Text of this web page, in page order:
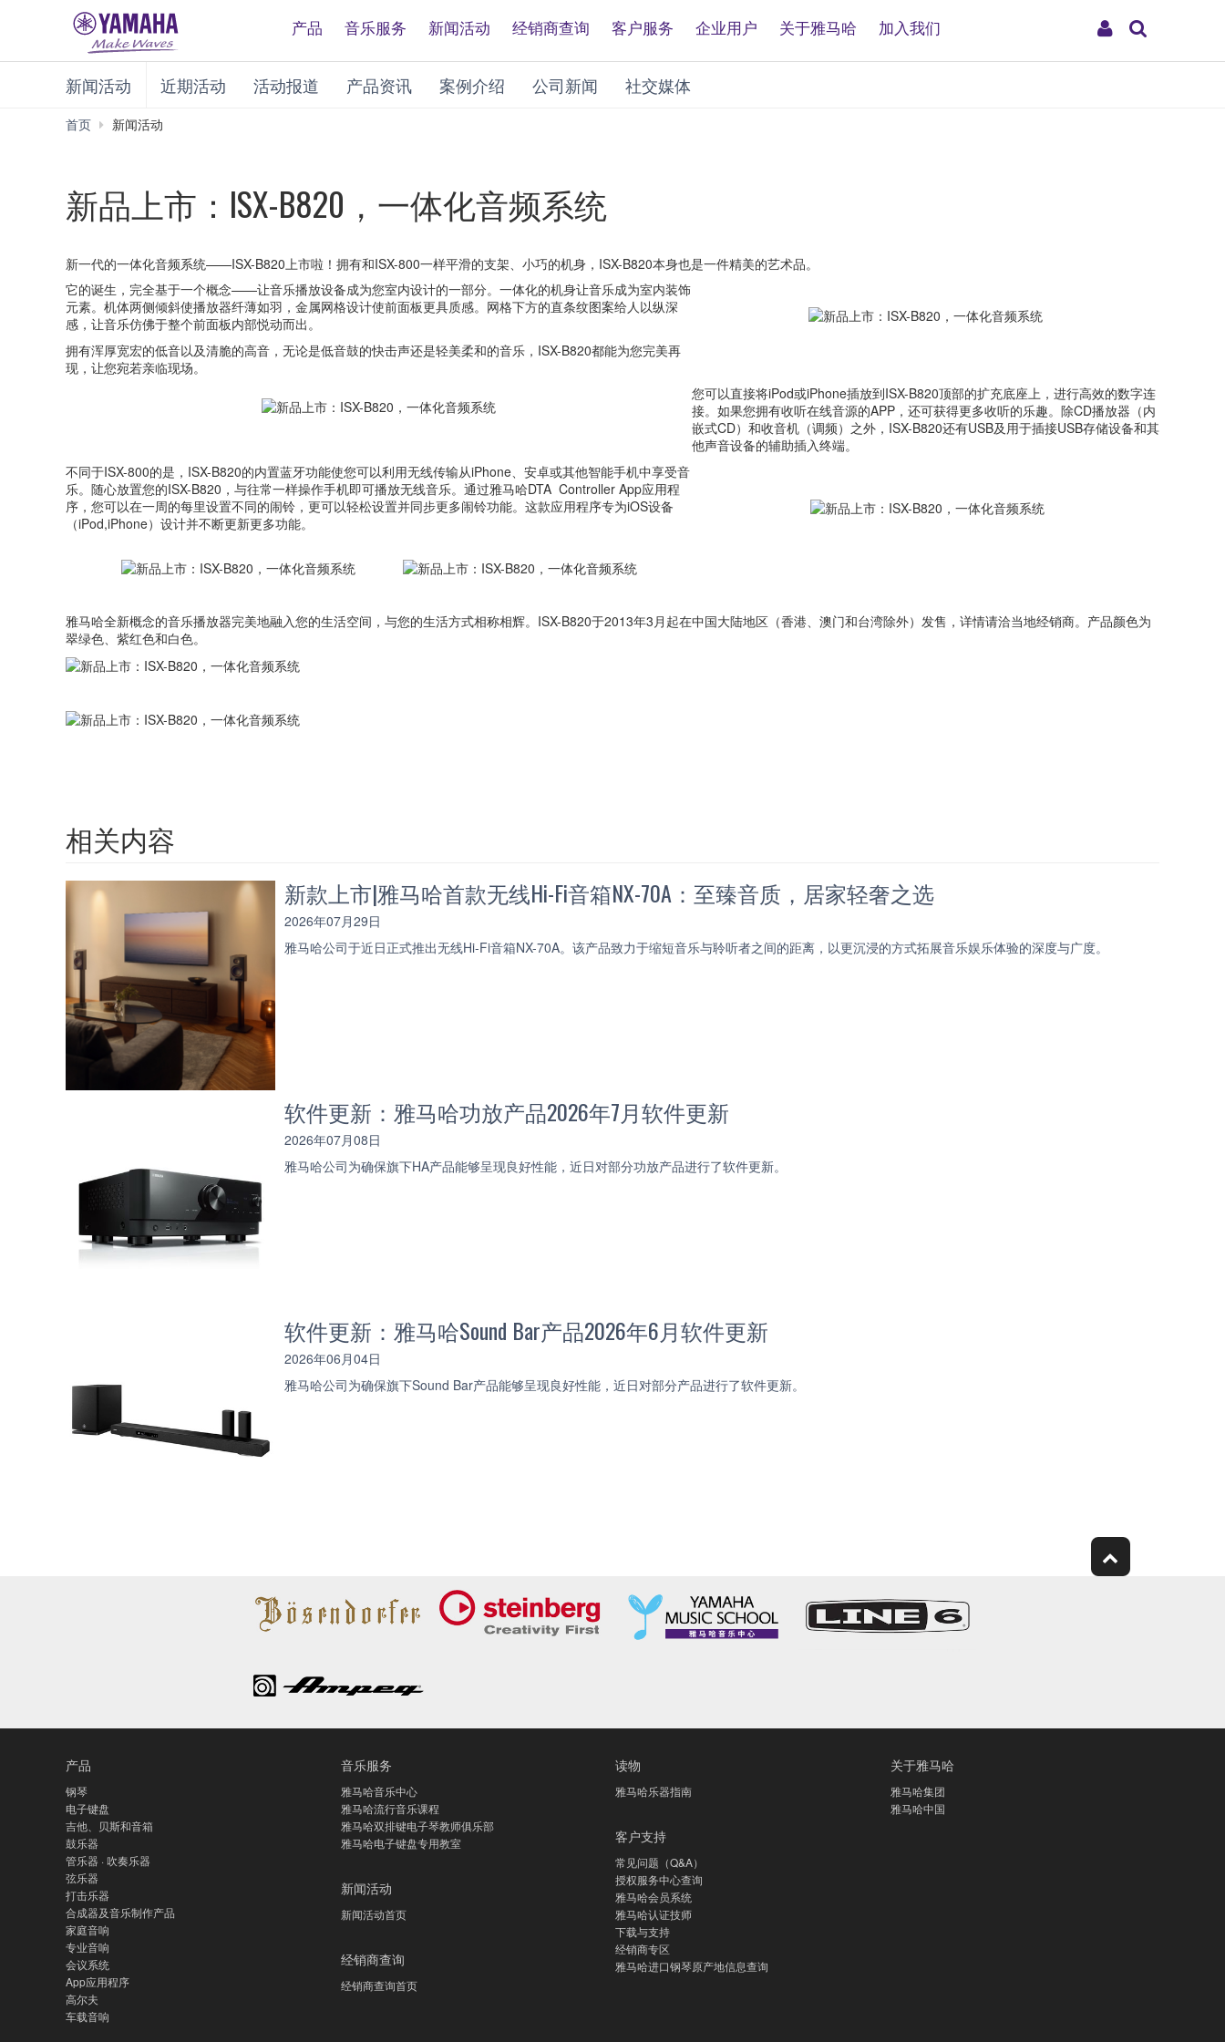
My
产品 音乐服务 新闻活动 经销商查询 客户服务 企业用户 关于雅马哈 加入我们
新闻活动 近期活动 活动报道 产品资讯 案例介绍 公司新闻 社交媒体
首页 新闻活动
新品上市：ISX-B820，一体化音频系统
新一代的一体化音频系统——ISX-B820上市啦！拥有和ISX-800一样平滑的支架、小巧的机身，ISX-B820本身也是一件精美的艺术品。
它的诞生，完全基于一个概念——让音乐播放设备成为您室内设计的一部分。一体化的机身让音乐成为室内装饰
元素。机体两侧倾斜使播放器纤薄如羽，金属网格设计使前面板更具质感。网格下方的直条纹图案给人以纵深
感，让音乐仿佛于整个前面板内部悦动而出。
拥有浑厚宽宏的低音以及清脆的高音，无论是低音鼓的快击声还是轻美柔和的音乐，ISX-B820都能为您完美再
现，让您宛若亲临现场。
您可以直接将iPod或iPhone插放到ISX-B820顶部的扩充底座上，进行高效的数字连
接。如果您拥有收听在线音源的APP，还可获得更多收听的乐趣。除CD播放器（内
嵌式CD）和收音机（调频）之外，ISX-B820还有USB及用于插接USB存储设备和其
他声音设备的辅助插入终端。
不同于ISX-800的是，ISX-B820的内置蓝牙功能使您可以利用无线传输从iPhone、安卓或其他智能手机中享受音
乐。随心放置您的ISX-B820，与往常一样操作手机即可播放无线音乐。通过雅马哈DTA Controller App应用程
序，您可以在一周的每里设置不同的闹铃，更可以轻松设置并同步更多闹铃功能。这款应用程序专为iOS设备
（iPod,iPhone）设计并不断更新更多功能。
雅马哈全新概念的音乐播放器完美地融入您的生活空间，与您的生活方式相称相辉。ISX-B820于2013年3月起在中国大陆地区（香港、澳门和台湾除外）发售，详情请洽当地经销商。产品颜色为
翠绿色、紫红色和白色。
相关内容
新款上市|雅马哈首款无线Hi-Fi音箱NX-70A：至臻音质，居家轻奢之选
2026年07月29日
雅马哈公司于近日正式推出无线Hi-Fi音箱NX-70A。该产品致力于缩短音乐与聆听者之间的距离，以更沉浸的方式拓展音乐娱乐体验的深度与广度。
软件更新：雅马哈功放产品2026年7月软件更新
2026年07月08日
雅马哈公司为确保旗下HA产品能够呈现良好性能，近日对部分功放产品进行了软件更新。
软件更新：雅马哈Sound Bar产品2026年6月软件更新
2026年06月04日
雅马哈公司为确保旗下Sound Bar产品能够呈现良好性能，近日对部分产品进行了软件更新。
产品
钢琴
电子键盘
吉他、贝斯和音箱
鼓乐器
管乐器 · 吹奏乐器
弦乐器
打击乐器
合成器及音乐制作产品
家庭音响
专业音响
会议系统
App应用程序
高尔夫
车载音响
音乐服务
雅马哈音乐中心
雅马哈流行音乐课程
雅马哈双排键电子琴教师俱乐部
雅马哈电子键盘专用教室
新闻活动
新闻活动首页
经销商查询
经销商查询首页
读物
雅马哈乐器指南
客户支持
常见问题（Q&A）
授权服务中心查询
雅马哈会员系统
雅马哈认证技师
下载与支持
经销商专区
雅马哈进口钢琴原产地信息查询
关于雅马哈
雅马哈集团
雅马哈中国